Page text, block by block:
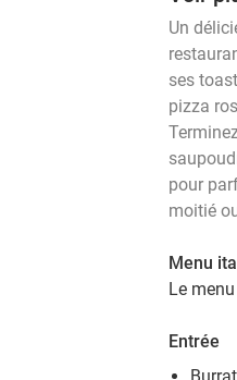
Un
ses
pizza
pour
moitié
Menu
Le
Entrée